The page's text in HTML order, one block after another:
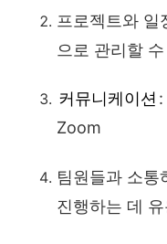
프로젝트와 일
으로 관리할
커뮤니케이션
Zoom
팀원들과 소통
진행하는 데